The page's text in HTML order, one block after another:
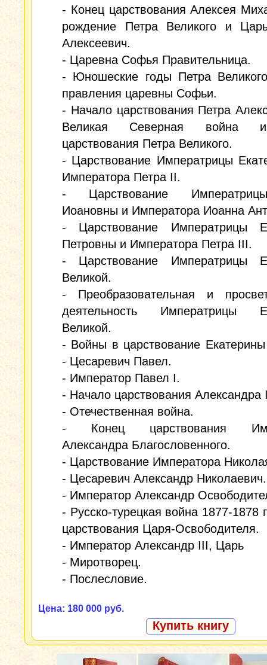
- Конец царствования Алексея
рождение Петра Великого и
Алексеевич.
- Царевна Софья Правительница.
- Юношеские годы Петра
правления царевны Софьи.
- Начало царствования Петра
Великая Северная война
царствования Петра Великого.
- Царствование Императрицы
Императора Петра II.
- Царствование
Иоановны и Императора Иоанна
- Царствование Императрицы
Петровны и Императора Петра III.
- Царствование Императрицы
Великой.
- Преобразовательная и
деятельность Императрицы
Великой.
- Войны в царствование
- Цесаревич Павел.
- Император Павел I.
- Начало царствования Александра
- Отечественная война.
- Конец царствования
Александра Благословенного.
- Царствование Императора
- Цесаревич Александр Николаевич.
- Император Александр
- Русско-турецкая война 1877-1878
царствования Царя-Освободителя.
- Император Александр III, Царь
- Миротворец.
- Послесловие.
Цена: 180 000 руб.
Купить книгу